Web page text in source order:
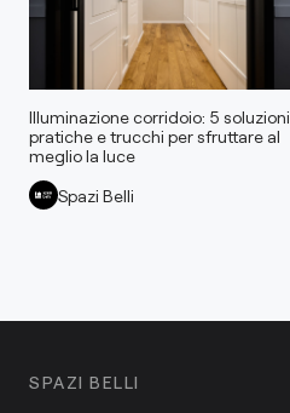
Illuminazione corridoio: 5 soluzioni
pratiche e trucchi per sfruttare al
meglio la luce
Spazi Belli
SPAZI BELLI